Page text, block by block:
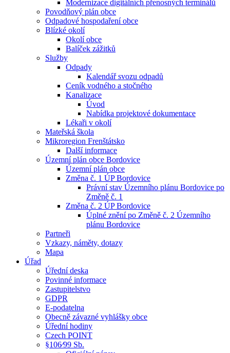
Modernizace digitálních přenosných terminálů
Povodňový plán obce
Odpadové hospodaření obce
Blízké okolí
Okolí obce
Balíček zážitků
Služby
Odpady
Kalendář svozu odpadů
Ceník vodného a stočného
Kanalizace
Úvod
Nabídka projektové dokumentace
Lékaři v okolí
Mateřská škola
Mikroregion Frenštátsko
Další informace
Územní plán obce Bordovice
Územní plán obce
Změna č. 1 ÚP Bordovice
Právní stav Územního plánu Bordovice po
Změně č. 1
Změna č. 2 ÚP Bordovice
Úplné znění po Změně č. 2 Územního
plánu Bordovice
Partneři
Vzkazy, náměty, dotazy
Mapa
Úřad
Úřední deska
Povinné informace
Zastupitelstvo
GDPR
E-podatelna
Obecně závazné vyhlášky obce
Úřední hodiny
Czech POINT
§106⁄99 Sb.